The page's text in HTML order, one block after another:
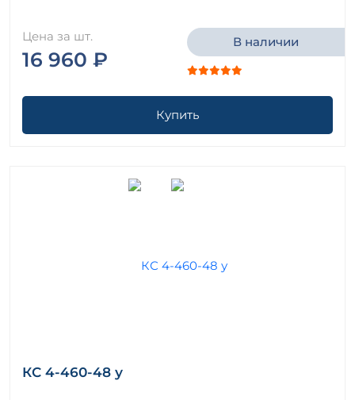
Цена за шт.
16 960 ₽
В наличии
Купить
КС 4-460-48 у